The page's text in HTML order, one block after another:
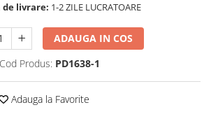
livrare: 1-2 ZILE LUCRATOARE
ADAUGA IN COS
Cod Produs: PD1638-1
Adauga la Favorite